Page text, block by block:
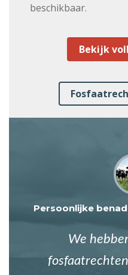
beschikbaar.
Bekijk
Persoonlijke
We